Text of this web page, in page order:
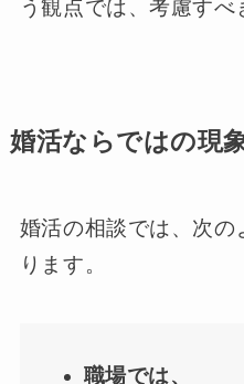
う観点では、考慮すべ
婚活ならではの現
婚活の相談では、次の
ります。
職場では、